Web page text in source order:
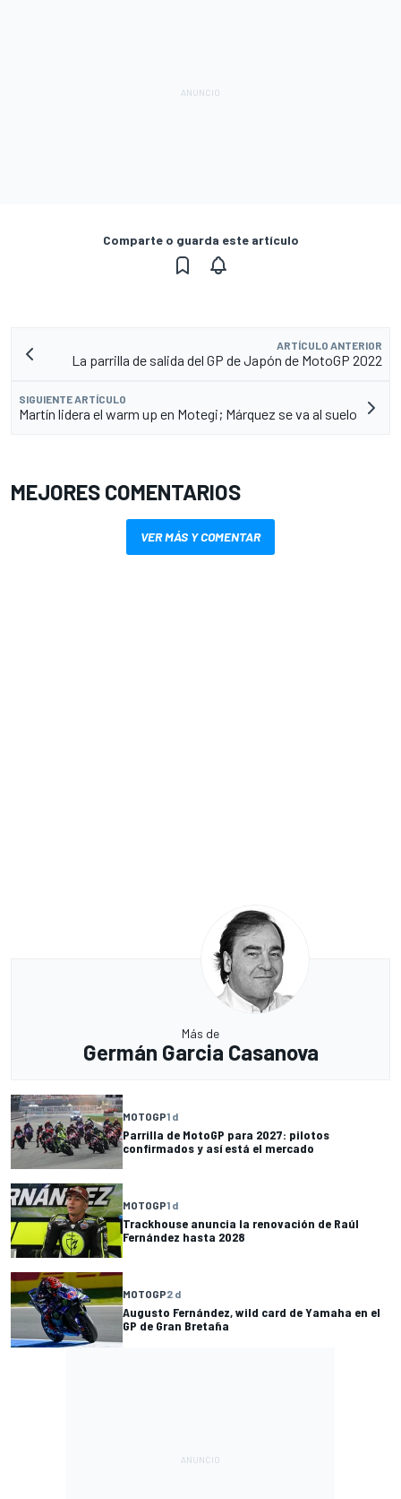
Comparte o guarda este artículo
ARTÍCULO ANTERIOR
La parrilla de salida del GP de Japón de MotoGP 2022
SIGUIENTE ARTÍCULO
Martín lidera el warm up en Motegi; Márquez se va al suelo
MEJORES COMENTARIOS
VER MÁS Y COMENTAR
Más de
Germán Garcia Casanova
MOTOGP1 d
Parrilla de MotoGP para 2027: pilotos
confirmados y así está el mercado
MOTOGP1 d
Trackhouse anuncia la renovación de Raúl
Fernández hasta 2028
MOTOGP2 d
Augusto Fernández, wild card de Yamaha en el
GP de Gran Bretaña